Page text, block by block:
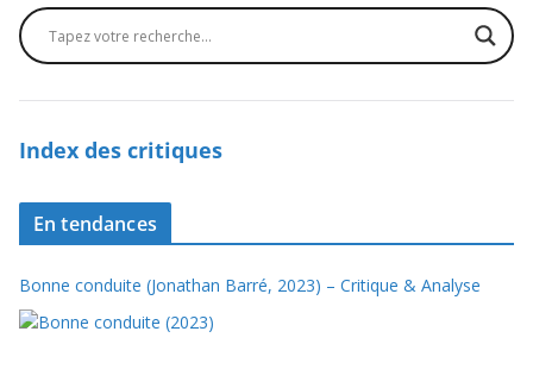
Index des critiques
En tendances
Bonne conduite (Jonathan Barré, 2023) – Critique & Analyse